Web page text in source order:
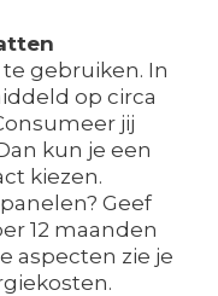
gebruiken. In
op circa
jij
kun je een
kiezen.
Geef
12 maanden
aspecten zie je